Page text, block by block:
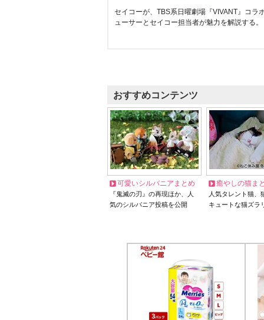
セイコーが、TBS系日曜劇場『VIVANT』コラ
ューサーとセイコー担当者が魅力を解説する。
おすすめコンテンツ
可愛いシルバニアまとめ
『鬼滅の刃』の再現ほか、人
気のシルバニア投稿を公開
癒やしの猫ま
人気タレント猫
キュートな猫ズラ